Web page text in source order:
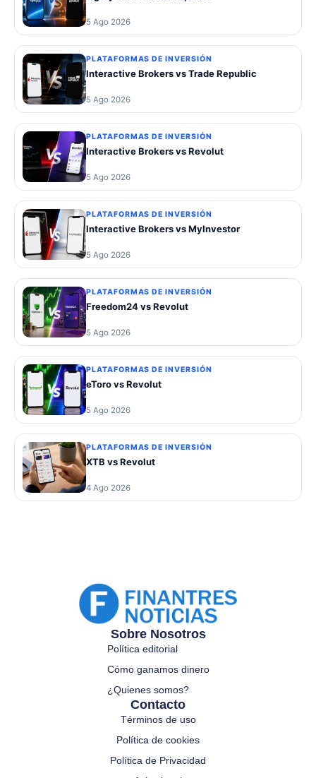
5 Ago 2026
PLATAFORMAS DE INVERSIÓN
Interactive Brokers vs Trade Republic
5 Ago 2026
PLATAFORMAS DE INVERSIÓN
Interactive Brokers vs Revolut
5 Ago 2026
PLATAFORMAS DE INVERSIÓN
Interactive Brokers vs MyInvestor
5 Ago 2026
PLATAFORMAS DE INVERSIÓN
Freedom24 vs Revolut
5 Ago 2026
PLATAFORMAS DE INVERSIÓN
eToro vs Revolut
5 Ago 2026
PLATAFORMAS DE INVERSIÓN
XTB vs Revolut
4 Ago 2026
Sobre Nosotros
Política editorial
Cómo ganamos dinero
¿Quienes somos?
Contacto
Términos de uso
Política de cookies
Política de Privacidad